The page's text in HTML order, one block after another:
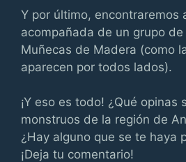
Y por último, encontraremos
acompañada de un grupo
Muñecas de Madera (como
aparecen por todos lados).
¡Y eso es todo! ¿Qué opinas
monstruos de la región de
¿Hay alguno que se te haya
¡Deja tu comentario!